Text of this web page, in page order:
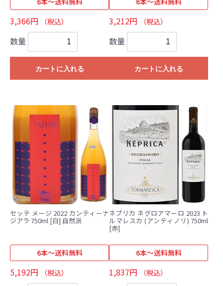
3,366円 （税込）
数量
カートに入れる
3,212円 （税込）
数量
カートに入れる
セッテ メージ 2022 カンティーナ
ジアラ 750ml [白] 自然派
6本～送料無料
5,192円 （税込）
ネプリカ ネグロアマーロ 2023 ト
ルマレスカ (アンティノリ) 750ml
[赤]
6本～送料無料
1,837円 （税込）